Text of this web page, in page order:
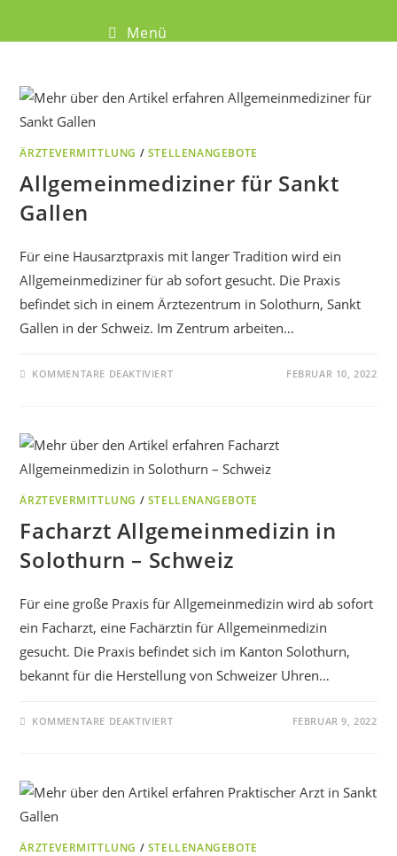
Menü
ÄRZTEVERMITTLUNG / STELLENANGEBOTE
Allgemeinmediziner für Sankt
Gallen
Für eine Hausarztpraxis mit langer Tradition wird ein
Allgemeinmediziner für ab sofort gesucht. Die Praxis
befindet sich in einem Ärztezentrum in Solothurn, Sankt
Gallen in der Schweiz. Im Zentrum arbeiten…
KOMMENTARE DEAKTIVIERT FEBRUAR 10, 2022
ÄRZTEVERMITTLUNG / STELLENANGEBOTE
Facharzt Allgemeinmedizin in
Solothurn – Schweiz
Für eine große Praxis für Allgemeinmedizin wird ab sofort
ein Facharzt, eine Fachärztin für Allgemeinmedizin
gesucht. Die Praxis befindet sich im Kanton Solothurn,
bekannt für die Herstellung von Schweizer Uhren…
KOMMENTARE DEAKTIVIERT FEBRUAR 9, 2022
ÄRZTEVERMITTLUNG / STELLENANGEBOTE